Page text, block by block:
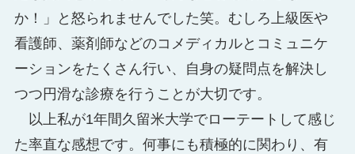
か！」と怒られませんでした笑。むしろ上級医や
看護師、薬剤師などのコメディカルとコミュニケ
ーションをたくさん行い、自身の疑問点を解決し
つつ円滑な診療を行うことが大切です。
以上私が1年間久留米大学でローテートして感じ
た率直な感想です。何事にも積極的に関わり、有